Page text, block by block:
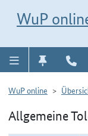
WuP
WuP online
Allgemeine